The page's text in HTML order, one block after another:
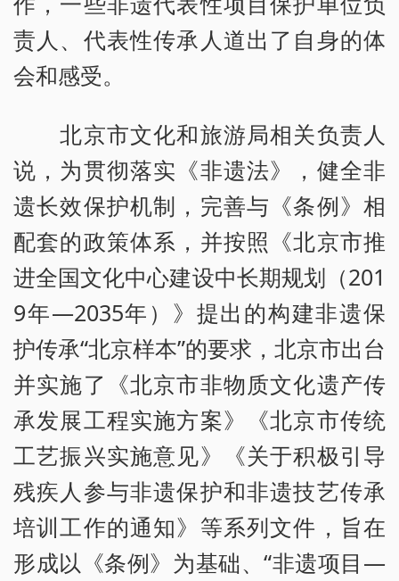
责人、代表性传承人道出了自身的体
会和感受。
北京市文化和旅游局相关负责人
说，为贯彻落实《非遗法》，健全非
遗长效保护机制，完善与《条例》相
配套的政策体系，并按照《北京市推
进全国文化中心建设中长期规划（201
9年—2035年）》提出的构建非遗保
护传承“北京样本”的要求，北京市出台
并实施了《北京市非物质文化遗产传
承发展工程实施方案》《北京市传统
工艺振兴实施意见》《关于积极引导
残疾人参与非遗保护和非遗技艺传承
培训工作的通知》等系列文件，旨在
形成以《条例》为基础、“非遗项目—